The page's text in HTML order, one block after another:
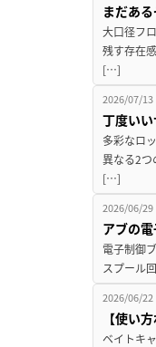
まだあ
大口径フ
残す存在
[…]
2026/07/13
丁度い
多彩なロ
異なる2つ
[…]
2026/06/29
アブの
電子制御
スプール
2026/06/22
【使い
ベイトキ